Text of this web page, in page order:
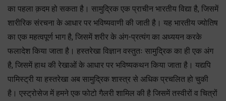
का पहला क़दम हो सकता है। सामुद्रिक एक प्राचीन भारतीय विद्या है, जिसमें
शारीरिक संरचना के आधार पर भविष्यवाणी की जाती है। यह भारतीय ज्योतिष
का एक महत्वपूर्ण भाग है, जिसमें शरीर के अंग-प्रत्यंग का अध्ययन करके
फलादेश किया जाता है। हस्तरेखा विज्ञान वस्तुतः सामुद्रिक का ही एक अंग
है, जिसमें हाथ की रेखाओं के आधार पर भविष्यकथन किया जाता है। यद्यपि
पामिस्ट्री या हस्तरेखा अब सामुद्रिक शास्त्र से अधिक प्रचलित हो चुकी
है। एस्ट्रोसेज में हमने एक फोटो गैलरी शामिल की है जिसमें तस्वीरों व चित्रों